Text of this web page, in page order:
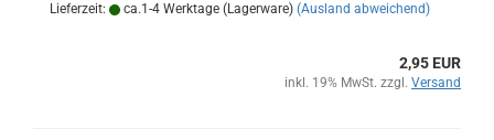
Lieferzeit: ca.1-4 Werktage (Lagerware) (Ausland abweichend)
2,95 EUR
inkl. 19% MwSt. zzgl. Versand